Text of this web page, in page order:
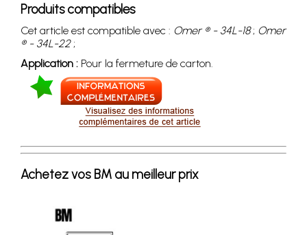
Produits compatibles
Cet article est compatible avec : Omer ® - 34L-18; Omer
® - 34L-22;
Application : Pour la fermeture de carton.
Achetez vos BM au meilleur prix